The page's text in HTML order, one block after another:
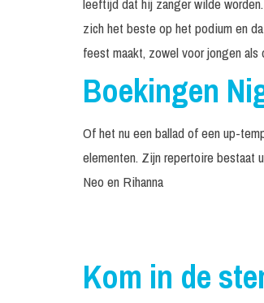
zich het beste op het podium en
feest maakt, zowel voor jongen als
Boekingen
Of het nu een ballad of een up-
elementen. Zijn repertoire bestaat
Neo en Rihanna
Kom in de